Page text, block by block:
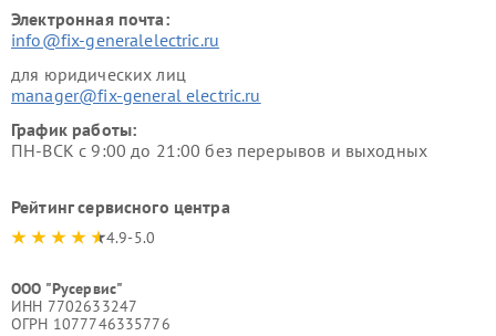
Электронная почта:
info@fix-generalelectric.ru
для юридических лиц
manager@fix-general electric.ru
График работы:
ПН-ВСК с 9:00 до 21:00 без перерывов и выходных
Рейтинг сервисного центра
4.9-5.0
ООО "Русервис"
ИНН 7702633247
ОГРН 1077746335776